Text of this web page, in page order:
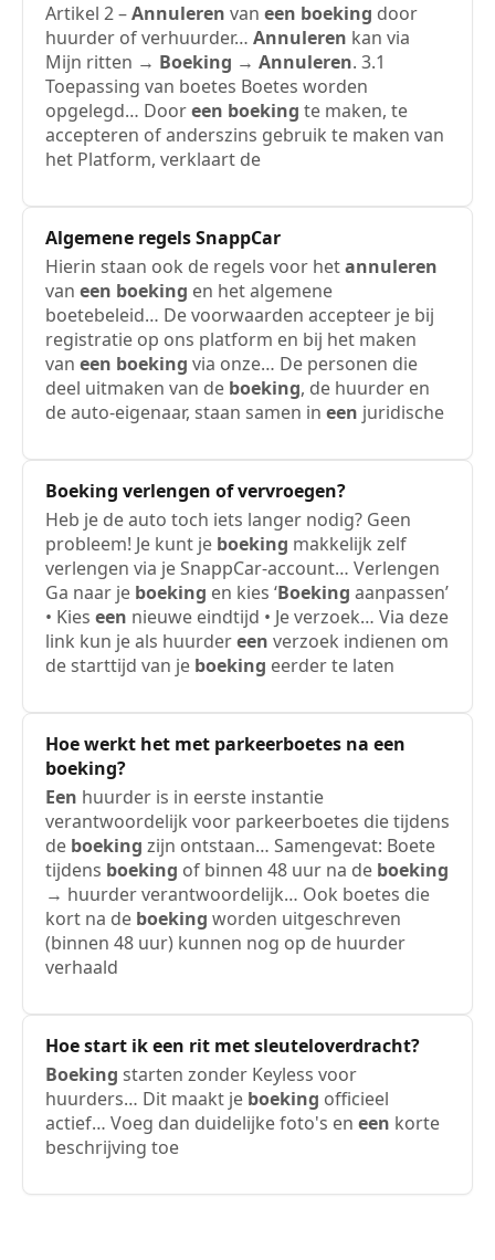
Artikel 2 –Annuleren van een boeking door
huurder of verhuurder… Annuleren kan via
Mijn ritten → Boeking → Annuleren. 3.1
Toepassing van boetes Boetes worden
opgelegd… Dooreen boeking te maken, te
accepteren of anderszins gebruik te maken van
het Platform, verklaart de
Algemene regels SnappCar
Hierin staan ook de regels voor hetannuleren
van een boeking en het algemene
boetebeleid… De voorwaarden accepteer je bij
registratie op ons platform en bij het maken
van een boeking via onze… De personen die
deel uitmaken van de boeking, de huurder en
de auto-eigenaar, staan samen in een juridische
Boeking verlengen of vervroegen?
Heb je de auto toch iets langer nodig? Geen
probleem! Je kunt je boeking makkelijk zelf
verlengen via je SnappCar-account… Verlengen
Ga naar je boeking en kies ‘Boeking aanpassen’
• Kies een nieuwe eindtijd • Je verzoek… Via deze
link kun je als huurdereen verzoek indienen om
de starttijd van je boeking eerder te laten
Hoe werkt het met parkeerboetes na een
boeking?
Een huurder is in eerste instantie
verantwoordelijk voor parkeerboetes die tijdens
de boeking zijn ontstaan… Samengevat: Boete
tijdens boeking of binnen 48 uur na de boeking
→ huurder verantwoordelijk… Ook boetes die
kort na de boeking worden uitgeschreven
(binnen 48 uur) kunnen nog op de huurder
verhaald
Hoe start ikeen rit met sleuteloverdracht?
Boeking starten zonder Keyless voor
huurders… Dit maakt je boeking officieel
actief… Voeg dan duidelijke foto's en een korte
beschrijving toe